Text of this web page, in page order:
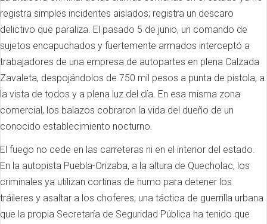
registra simples incidentes aislados; registra un descaro
delictivo que paraliza. El pasado 5 de junio, un comando de
sujetos encapuchados y fuertemente armados interceptó a
trabajadores de una empresa de autopartes en plena Calzada
Zavaleta, despojándolos de 750 mil pesos a punta de pistola, a
la vista de todos y a plena luz del día. En esa misma zona
comercial, los balazos cobraron la vida del dueño de un
conocido establecimiento nocturno.
El fuego no cede en las carreteras ni en el interior del estado.
En la autopista Puebla-Orizaba, a la altura de Quecholac, los
criminales ya utilizan cortinas de humo para detener los
tráileres y asaltar a los choferes; una táctica de guerrilla urbana
que la propia Secretaría de Seguridad Pública ha tenido que